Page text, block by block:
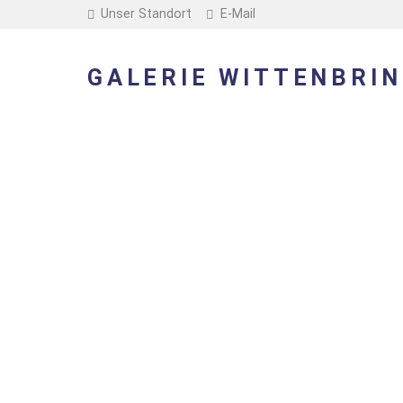
Unser Standort E-Mail
GALERIE